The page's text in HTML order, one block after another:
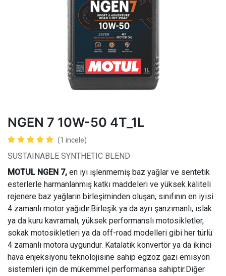
NGEN 7 10W-50 4T_1L
(1 incele)
SUSTAINABLE SYNTHETIC BLEND
MOTUL NGEN 7, en iyi işlenmemiş baz yağlar ve sentetik
esterlerle harmanlanmış katkı maddeleri ve yüksek kaliteli
rejenere baz yağların birleşiminden oluşan, sınıfının en iyisi
4 zamanlı motor yağıdır.Birleşik ya da ayrı şanzımanlı, ıslak
ya da kuru kavramalı, yüksek performanslı motosikletler,
sokak motosikletleri ya da off-road modelleri gibi her türlü
4 zamanlı motora uygundur. Katalatik konvertör ya da ikinci
hava enjeksiyonu teknolojisine sahip egzoz gazı emisyon
sistemleri için de mükemmel performansa sahiptir.Diğer